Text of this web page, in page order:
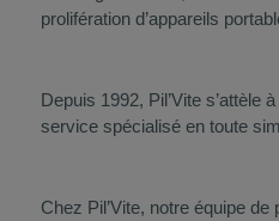
prolifération d’appareils
Depuis 1992, Pil’Vite
service spécialisé en toute
Chez Pil’Vite, notre équipe